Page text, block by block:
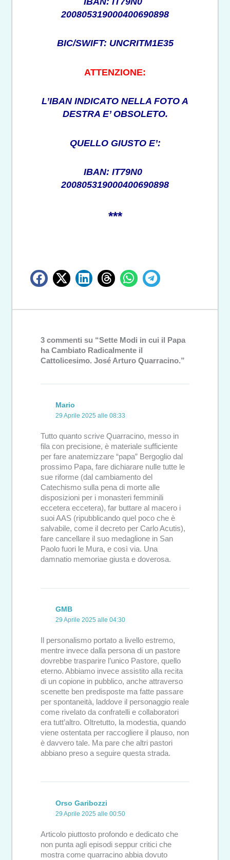
200805319000400690898
BIC/SWIFT: UNCRITM1E35
ATTENZIONE:
L’IBAN INDICATO NELLA FOTO A
DESTRA E’ OBSOLETO.
QUELLO GIUSTO E’:
IBAN: IT79N0
200805319000400690898
***
3 commenti su “Sette Modi in cui il Papa
ha Cambiato Radicalmente il
Cattolicesimo. José Arturo Quarracino.”
Mario
29 Aprile 2025 alle 08:33
Tutto quanto scrive Quarracino, messo in
fila con precisione, è materiale sufficiente
per fare anatemizzare “papa” Bergoglio dal
prossimo Papa, fare dichiarare nulle tutte le
sue riforme (dal cambiamento del
Catechismo sulla pena di morte alle
disposizioni per i monasteri femminili
eccetera eccetera), far buttare al macero i
suoi AAS (ripubblicando quel poco che è
salvabile, come il decreto per Carlo Acutis),
fare cancellare il suo medaglione in San
Paolo fuori le Mura, e così via. Una
damnatio memoriae giusta e doverosa.
GMB
29 Aprile 2025 alle 04:30
Il personalismo portato a livello estremo,
mentre invece dalla persona di un pastore
dovrebbe trasparire l’unico Pastore, quello
eterno. Abbiamo invece assistito alla recita
di un copione in pubblico, anche attraverso
scenette ben predisposte ma fatte passare
per spontaneità, laddove il personaggio reale
come rivelato da confratelli e collaboratori
era tutt’altro. Oltretutto, la modestia, quando
viene ostentata per raccogliere il plauso, non
è davvero tale. Ma pare che altri pastori
abbiano preso a seguire questa strada.
Orso Garibozzi
29 Aprile 2025 alle 00:50
Articolo piuttosto profondo e dedicato che
non punta agli episodi seppur critici che
mostra come quarracino abbia dovuto